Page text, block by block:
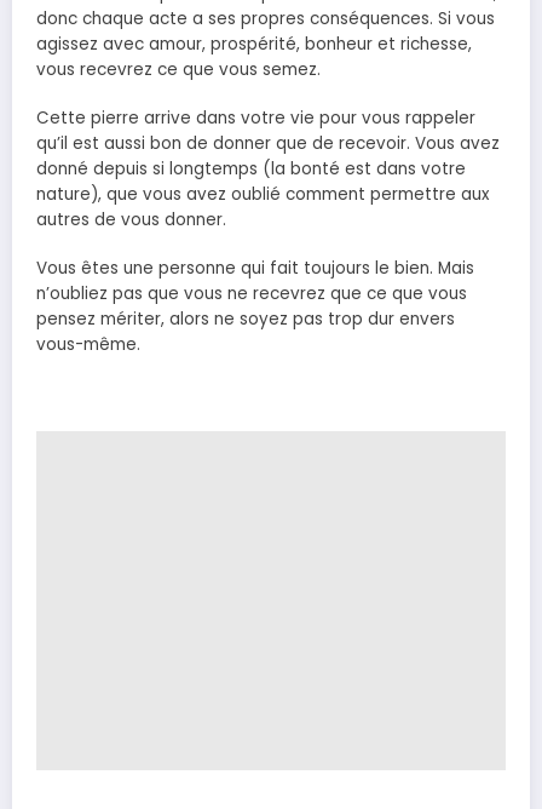
donc chaque acte a ses propres conséquences. Si vous
agissez avec amour, prospérité, bonheur et richesse,
vous recevrez ce que vous semez.
Cette pierre arrive dans votre vie pour vous rappeler
qu’il est aussi bon de donner que de recevoir. Vous avez
donné depuis si longtemps (la bonté est dans votre
nature), que vous avez oublié comment permettre aux
autres de vous donner.
Vous êtes une personne qui fait toujours le bien. Mais
n’oubliez pas que vous ne recevrez que ce que vous
pensez mériter, alors ne soyez pas trop dur envers
vous-même.